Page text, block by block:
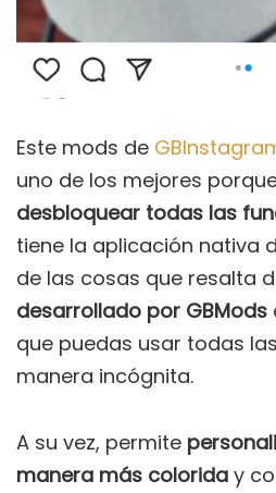
Este mods de
uno de los mejores
desbloquear todas las
tiene la aplicación nativa
de las cosas que resalta
desarrollado por GBMods
que puedas usar todas
manera incógnita.
A su vez, permite
manera más colorida y